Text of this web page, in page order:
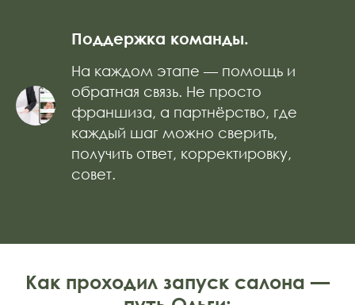
Поддержка команды.
На каждом этапе — помощь и
обратная связь. Не просто
франшиза, а партнёрство, где
каждый шаг можно сверить,
получить ответ, корректировку,
совет.
Как проходил запуск салона —